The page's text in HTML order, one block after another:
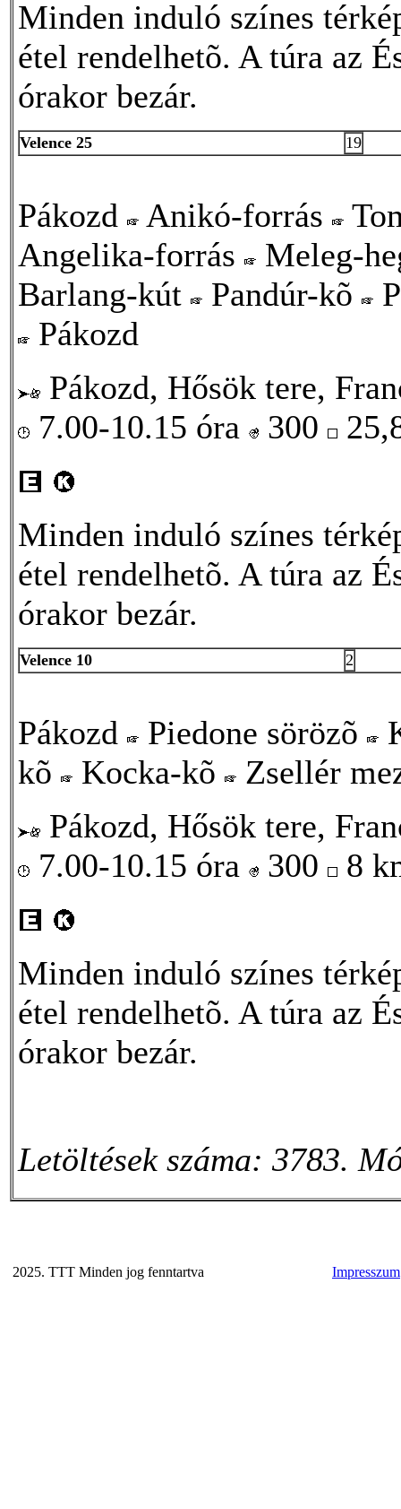
Minden induló színes
étel rendelhetõ. A túra az
órakor bezár.
Velence 25 19
Pákozd Anikó-forrás
Angelika-forrás
Meleg-
Barlang-kút
Pandúr-kõ
Pákozd
Pákozd, Hősök tere,
7.00-10.15 óra
300
Minden induló színes
étel rendelhetõ. A túra az
órakor bezár.
Velence 10 2
Pákozd Piedone sörözõ
kõ
Kocka-kõ
Zsellér
Pákozd, Hősök tere,
7.00-10.15 óra
300 8
Minden induló színes
étel rendelhetõ. A túra az
órakor bezár.
Letöltések száma: 3783.
2025. TTT Minden jog fenntartva Impresszum